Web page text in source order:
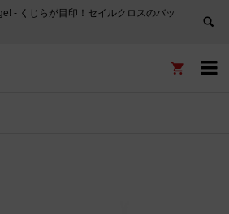
‐ くじらが目印！セイルクロスのバッ

